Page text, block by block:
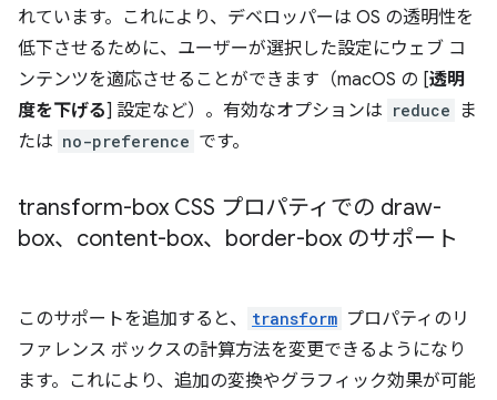
れています。これにより、デベロッパーは OS の透明性を
低下させるために、ユーザーが選択した設定にウェブ コ
ンテンツを適応させることができます（macOS の [透明
度を下げる] 設定など）。有効なオプションは reduce
ま
たは no-preference です。
transform-box CSS プロパティでの draw-
box、content-box、border-box のサポート
このサポートを追加すると、 transform プロパティのリ
ファレンス ボックスの計算方法を変更できるようになり
ます。これにより、追加の変換やグラフィック効果が可能